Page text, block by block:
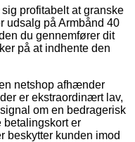
profitabelt at granske
udsalg på Armbånd 40
du gennemfører dit
på at indhente den
netshop afhænder
er ekstraordinært lav,
om en bedragerisk
er
beskytter kunden imod